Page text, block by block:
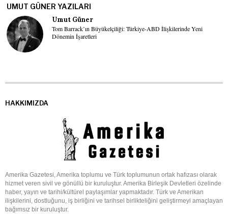
UMUT GÜNER YAZILARI
Umut Güner
Tom Barrack’ın Büyükelçiliği: Türkiye-ABD İlişkilerinde Yeni
Dönemin İşaretleri
HAKKIMIZDA
Amerika Gazetesi, Amerika toplumu ve Türk toplumunun ortak hafızası olarak
hizmet veren sivil ve gönüllü bir kuruluştur. Amerika Birleşik Devletleri özelinde
haber, yayın ve tarihi/kültürel paylaşımlar yapmaktadır. Türk ve Amerikan
ilişkilerini, dostluğunu, iş birliğini ve tarihsel birlikteliğini geliştirmeyi amaçlayan
bağımsız bir kuruluştur.